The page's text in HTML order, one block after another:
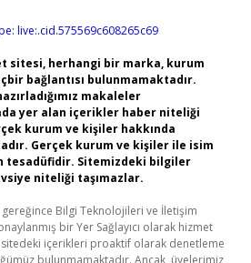
live:.cid.575569c608265c69
sitesi, herhangi bir marka, kurum
bağlantısı bulunmamaktadır.
makaleler
yer alan içerikler haber niteliği
kurum ve kişiler hakkında
Gerçek kurum ve kişiler ile isim
tesadüfidir. Sitemizdeki bilgiler
niteliği taşımazlar.
gereğince Bilgi Teknolojileri ve İletişim
bir Yer Sağlayıcı olarak hizmet
içerikleri proaktif olarak denetleme
bulunmamaktadır. Ancak, üyelerimiz